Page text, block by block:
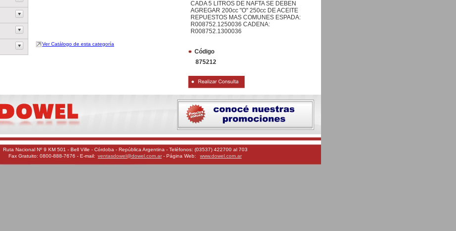
Ver Catálogo de esta categoría
CADA 5 LITROS DE NAFTA SE DEBEN
AGREGAR 200cc "O" 250cc DE ACEITE
REPUESTOS MAS COMUNES ESPADA:
R008752.1250036 CADENA:
R008752.1300036
Código
875212
Ruta Nacional Nº 9 KM 501 - Bell Ville - Córdoba - República Argentina - Teléfonos: (03537) 422700 al 703
Fax Gratuito: 0800-888-7676 - E-mail: ventasdowel@dowel.com.ar - Página Web: www.dowel.com.ar